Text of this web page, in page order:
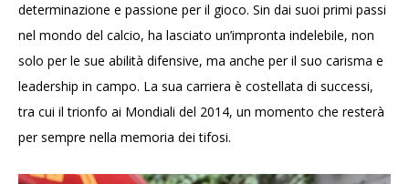
determinazione e passione per il gioco. Sin dai suoi primi passi
nel mondo del calcio, ha lasciato un’impronta indelebile, non
solo per le sue abilità difensive, ma anche per il suo carisma e
leadership in campo. La sua carriera è costellata di successi,
tra cui il trionfo ai Mondiali del 2014, un momento che resterà
per sempre nella memoria dei tifosi.